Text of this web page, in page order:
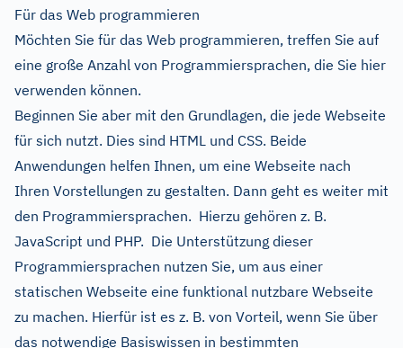
Für das Web programmieren
Möchten Sie für das Web programmieren, treffen Sie auf
eine große Anzahl von Programmiersprachen, die Sie hier
verwenden können.
Beginnen Sie aber mit den Grundlagen, die jede Webseite
für sich nutzt. Dies sind HTML und CSS. Beide
Anwendungen helfen Ihnen, um eine Webseite nach
Ihren Vorstellungen zu gestalten. Dann geht es weiter mit
den Programmiersprachen. Hierzu gehören z. B.
JavaScript und PHP. Die Unterstützung dieser
Programmiersprachen nutzen Sie, um aus einer
statischen Webseite eine funktional nutzbare Webseite
zu machen. Hierfür ist es z. B. von Vorteil, wenn Sie über
das notwendige Basiswissen in bestimmten